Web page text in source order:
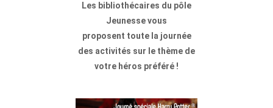
Les bibliothécaires du pôle
Jeunesse vous
proposent toute la journée
des activités sur le thème de
votre héros préféré !